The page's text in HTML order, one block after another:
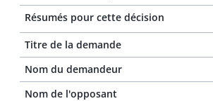
Résumés pour cette décision
Titre de la demande
Nom du demandeur
Nom de l'opposant